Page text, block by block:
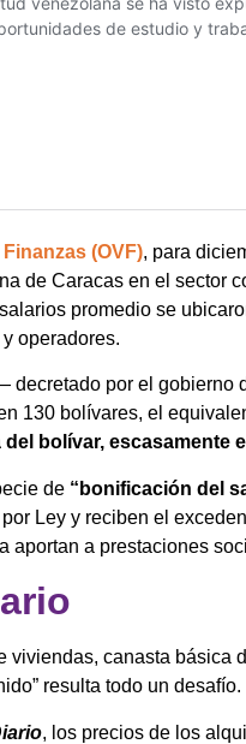
(OVF), para
de Caracas en el sector
promedio se
operadores.
por el gobierno
130 bolívares, el
bolívar, escasamente
de “bonificación del
Ley y reciben el
aportan a prestaciones
viviendas, canasta básica
resulta todo un desafío.
, los precios de los